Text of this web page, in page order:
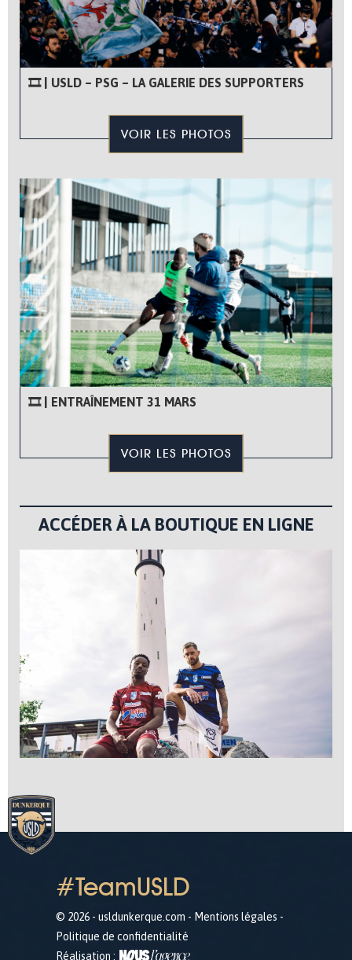
🎞 | USLD – PSG – LA GALERIE DES SUPPORTERS
VOIR LES PHOTOS
🎞 | ENTRAÎNEMENT 31 MARS
VOIR LES PHOTOS
ACCÉDER À LA BOUTIQUE EN LIGNE
#TeamUSLD
© 2026 - usldunkerque.com - Mentions légales -
Politique de confidentialité
Réalisation :